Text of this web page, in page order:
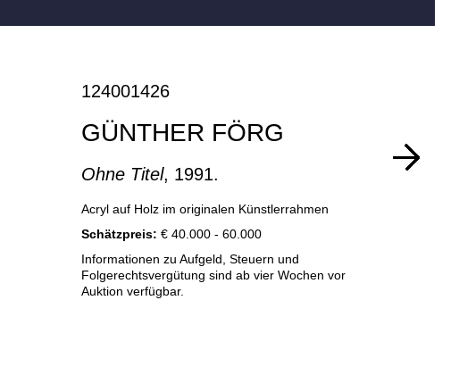
124001426
GÜNTHER FÖRG
Ohne Titel, 1991.
Acryl auf Holz im originalen Künstlerrahmen
Schätzpreis: € 40.000 - 60.000
Informationen zu Aufgeld, Steuern und
Folgerechtsvergütung sind ab vier Wochen vor
Auktion verfügbar.